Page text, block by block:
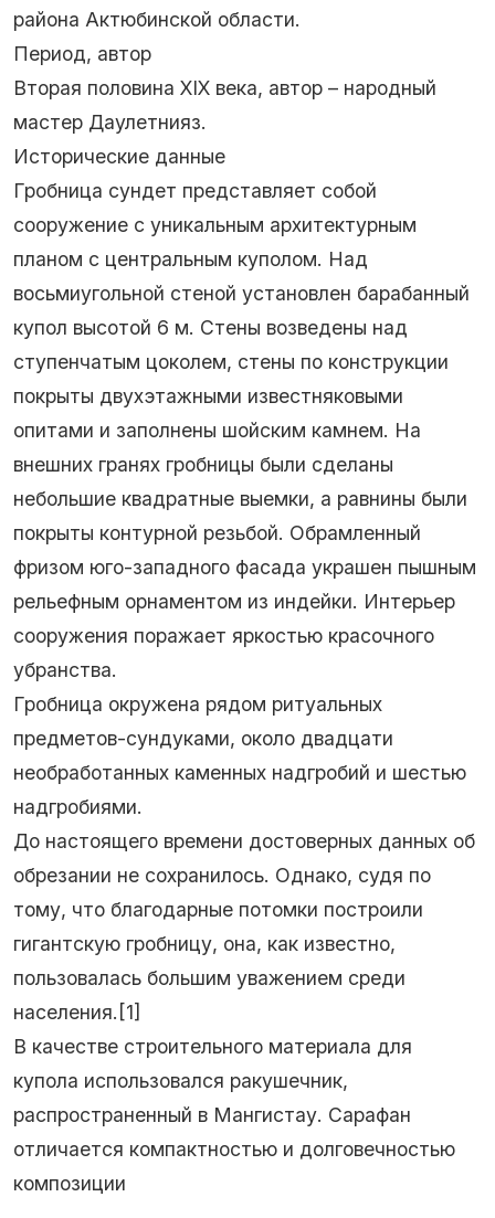
района Актюбинской области.
Период, автор
Вторая половина XIX века, автор – народный
мастер Даулетнияз.
Исторические данные
Гробница сундет представляет собой
сооружение с уникальным архитектурным
планом с центральным куполом. Над
восьмиугольной стеной установлен барабанный
купол высотой 6 м. Стены возведены над
ступенчатым цоколем, стены по конструкции
покрыты двухэтажными известняковыми
опитами и заполнены шойским камнем. На
внешних гранях гробницы были сделаны
небольшие квадратные выемки, а равнины были
покрыты контурной резьбой. Обрамленный
фризом юго-западного фасада украшен пышным
рельефным орнаментом из индейки. Интерьер
сооружения поражает яркостью красочного
убранства.
Гробница окружена рядом ритуальных
предметов-сундуками, около двадцати
необработанных каменных надгробий и шестью
надгробиями.
До настоящего времени достоверных данных об
обрезании не сохранилось. Однако, судя по
тому, что благодарные потомки построили
гигантскую гробницу, она, как известно,
пользовалась большим уважением среди
населения.[1]
В качестве строительного материала для
купола использовался ракушечник,
распространенный в Мангистау. Сарафан
отличается компактностью и долговечностью
композиции